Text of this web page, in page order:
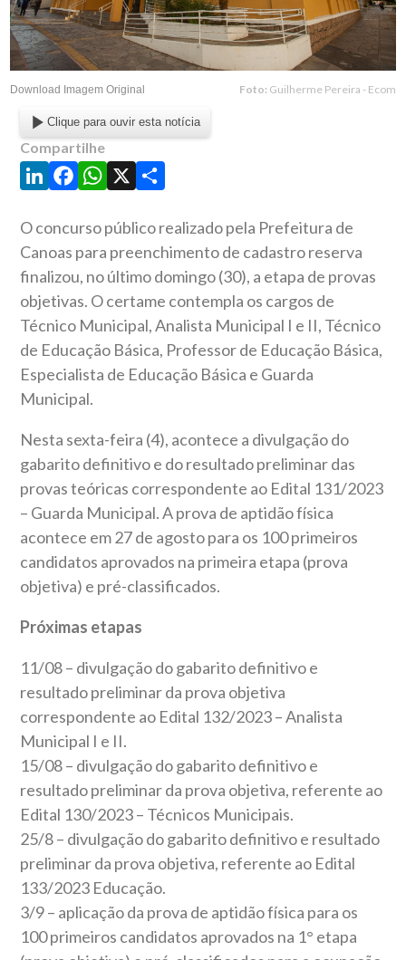
Download Imagem Original Foto: Guilherme Pereira - Ecom
Clique para ouvir esta notícia
Compartilhe
LinkedIn
Facebook
WhatsApp
X Share
O concurso público realizado pela Prefeitura de
Canoas para preenchimento de cadastro reserva
finalizou, no último domingo (30), a etapa de provas
objetivas. O certame contempla os cargos de
Técnico Municipal, Analista Municipal I e II, Técnico
de Educação Básica, Professor de Educação Básica,
Especialista de Educação Básica e Guarda
Municipal.
Nesta sexta-feira (4), acontece a divulgação do
gabarito definitivo e do resultado preliminar das
provas teóricas correspondente ao Edital 131/2023
– Guarda Municipal. A prova de aptidão física
acontece em 27 de agosto para os 100 primeiros
candidatos aprovados na primeira etapa (prova
objetiva) e pré-classificados.
Próximas etapas
11/08 – divulgação do gabarito definitivo e
resultado preliminar da prova objetiva
correspondente ao Edital 132/2023 – Analista
Municipal I e II.
15/08 – divulgação do gabarito definitivo e
resultado preliminar da prova objetiva, referente ao
Edital 130/2023 – Técnicos Municipais.
25/8 – divulgação do gabarito definitivo e resultado
preliminar da prova objetiva, referente ao Edital
133/2023 Educação.
3/9 – aplicação da prova de aptidão física para os
100 primeiros candidatos aprovados na 1° etapa